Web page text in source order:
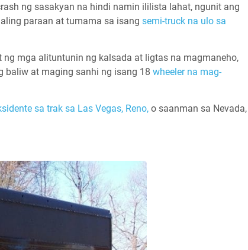
ng sasakyan na hindi namin ililista lahat, ngunit ang
paraan at tumama sa isang semi-truck na ulo sa
mga alituntunin ng kalsada at ligtas na magmaneho,
baliw at maging sanhi ng isang 18 wheeler na mag-
sa trak sa Las Vegas, Reno, o saanman sa Nevada,